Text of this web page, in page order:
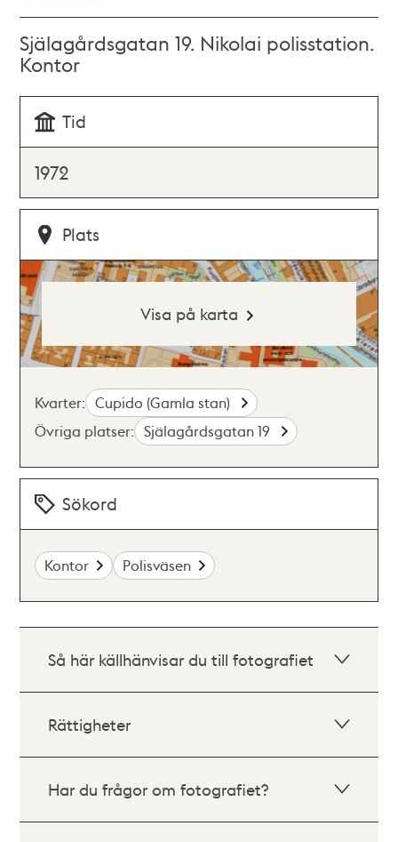
Själagårdsgatan 19. Nikolai polisstation.
Kontor
Tid
1972
Plats
Visa på karta
Kvarter: Cupido (Gamla stan)
Övriga platser: Själagårdsgatan 19
Sökord
Kontor Polisväsen
Så här källhänvisar du till fotografiet
Rättigheter
Har du frågor om fotografiet?